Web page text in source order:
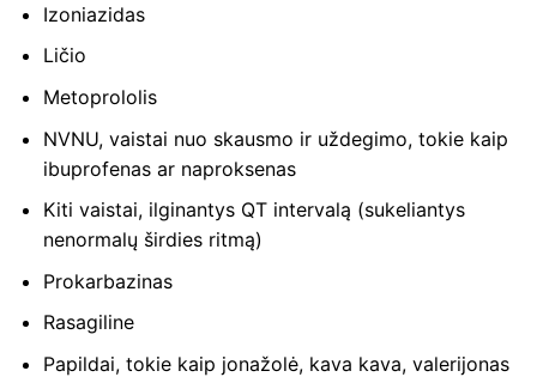
Izoniazidas
Ličio
Metoprololis
NVNU, vaistai nuo skausmo ir uždegimo, tokie kaip
ibuprofenas ar naproksenas
Kiti vaistai, ilginantys QT intervalą (sukeliantys
nenormalų širdies ritmą)
Prokarbazinas
Rasagiline
Papildai, tokie kaip jonažolė, kava kava, valerijonas